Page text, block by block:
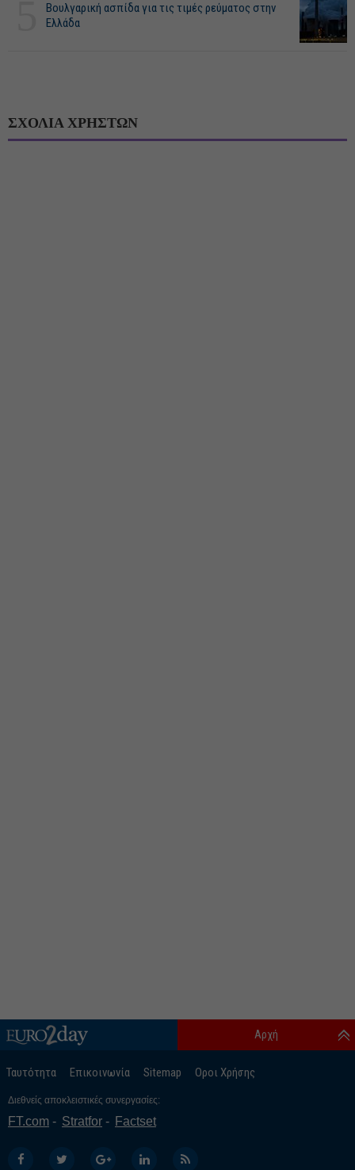
Βουλγαρική ασπίδα για τις τιμές ρεύματος στην
Ελλάδα
ΣΧΟΛΙΑ ΧΡΗΣΤΩΝ
Ταυτότητα Επικοινωνία Sitemap Οροι Χρήσης
Αρχή
Διεθνείς αποκλειστικές συνεργασίες:
FT.com Stratfor Factset